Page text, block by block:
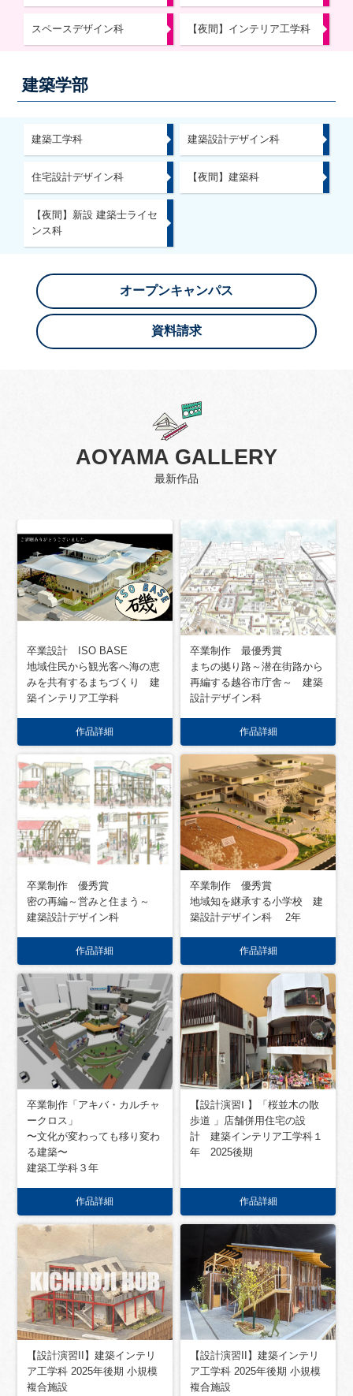
スペースデザイン科 【夜間】インテリア工学科
建築学部
建築工学科 建築設計デザイン科
住宅設計デザイン科 【夜間】建築科
【夜間】新設 建築士ライセ
ンス科
オープンキャンパス
資料請求
AOYAMA GALLERY
最新作品
卒業設計 ISO BASE
地域住民から観光客へ海の恵
みを共有するまちづくり 建
築インテリア工学科
作品詳細
卒業制作 最優秀賞
まちの拠り路～潜在街路から
再編する越谷市庁舎～ 建築
設計デザイン科
作品詳細
卒業制作 優秀賞
密の再編～営みと住まう～
建築設計デザイン科
作品詳細
卒業制作 優秀賞
地域知を継承する小学校 建
築設計デザイン科 2年
作品詳細
卒業制作「アキバ・カルチャ
ークロス」
〜文化が変わっても移り変わ
る建築〜
建築工学科３年
作品詳細
【設計演習Ⅰ 】「桜並木の散
歩道 」店舗併用住宅の設
計 建築インテリア工学科１
年 2025後期
作品詳細
【設計演習II】建築インテリ
ア工学科 2025年後期 小規模
複合施設
【設計演習II】建築インテリ
ア工学科 2025年後期 小規模
複合施設